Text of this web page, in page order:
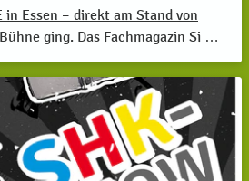
in Essen – direkt am Stand von
ging. Das Fachmagazin Si …